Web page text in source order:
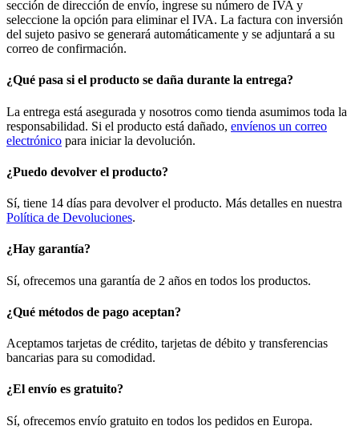
sección de dirección de envío, ingrese su número de IVA y
seleccione la opción para eliminar el IVA. La factura con inversión
del sujeto pasivo se generará automáticamente y se adjuntará a su
correo de confirmación.
¿Qué pasa si el producto se daña durante la entrega?
La entrega está asegurada y nosotros como tienda asumimos toda la
responsabilidad. Si el producto está dañado, envíenos un correo
electrónico para iniciar la devolución.
¿Puedo devolver el producto?
Sí, tiene 14 días para devolver el producto. Más detalles en nuestra
Política de Devoluciones.
¿Hay garantía?
Sí, ofrecemos una garantía de 2 años en todos los productos.
¿Qué métodos de pago aceptan?
Aceptamos tarjetas de crédito, tarjetas de débito y transferencias
bancarias para su comodidad.
¿El envío es gratuito?
Sí, ofrecemos envío gratuito en todos los pedidos en Europa.